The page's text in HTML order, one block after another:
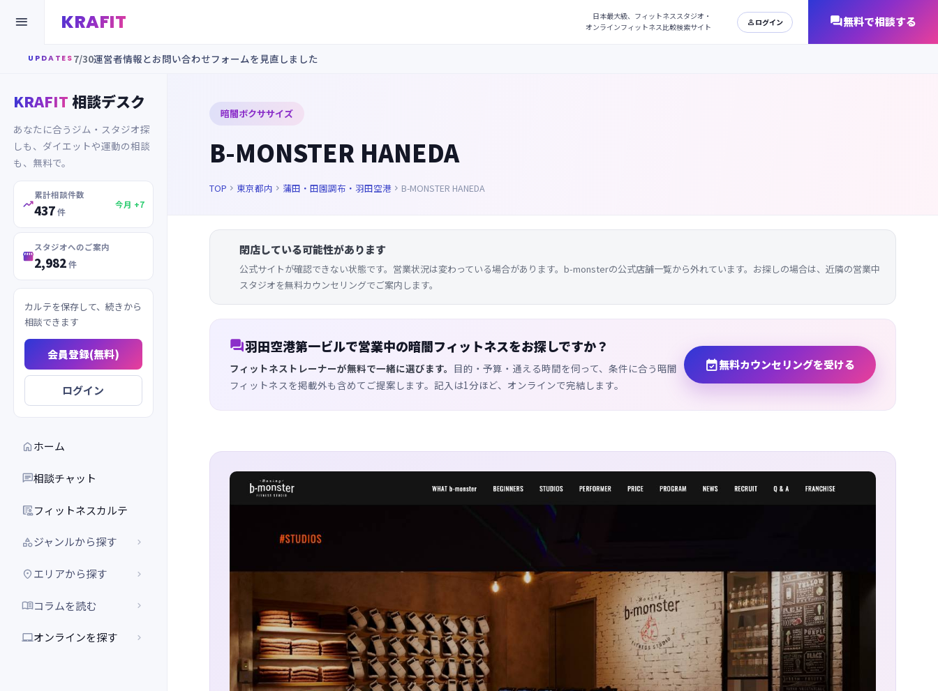
KRAFIT 日本最大級、フィットネススタジオ・
オンラインフィットネス比較検索サイト

UPDATES 7/30運営者情報とお問い合わせフォームを見直しました
KRAFIT 相談デスク
あなたに合うジム・スタジオ探
しも、ダイエットや運動の相談
も、無料で。

累計相談件数
437件
今月 +7

スタジオへのご案内
2,982件
カルテを保存して、続きから
相談できます
会員登録(無料)
ログイン
ホーム
相談チャット
フィットネスカルテ
ジャンルから探す 
エリアから探す 
コラムを読む 
オンラインを探す 
暗闇ボクササイズ
B-MONSTER HANEDA
TOP  東京都内  蒲田・田園調布・羽田空港 B-MONSTER HANEDA
閉店している可能性があります
公式サイトが確認できない状態です。営業状況は変わっている場合があります。b-monsterの公式店舗一覧から外れています。お探しの場合は、近隣の営業中
スタジオを無料カウンセリングでご案内します。
羽田空港第一ビルで営業中の暗闇フィットネスをお探しですか？
フィットネストレーナーが無料で一緒に選びます。 目的・予算・通える時間を伺って、条件に合う暗闇
フィットネスを掲載外も含めてご提案します。記入は1分ほど、オンラインで完結します。
無料カウンセリングを受ける